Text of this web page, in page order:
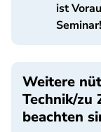
ist
Seminar!
Weitere
Technik/zu
beachten